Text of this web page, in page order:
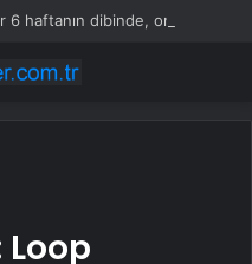
Loop